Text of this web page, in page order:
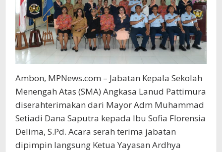
Ambon, MPNews.com – Jabatan Kepala Sekolah
Menengah Atas (SMA) Angkasa Lanud Pattimura
diserahterimakan dari Mayor Adm Muhammad
Setiadi Dana Saputra kepada Ibu Sofia Florensia
Delima, S.Pd. Acara serah terima jabatan
dipimpin langsung Ketua Yayasan Ardhya